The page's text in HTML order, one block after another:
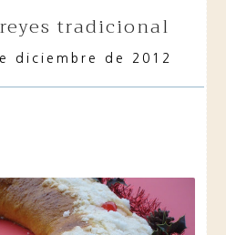
tradicional
diciembre de 2012